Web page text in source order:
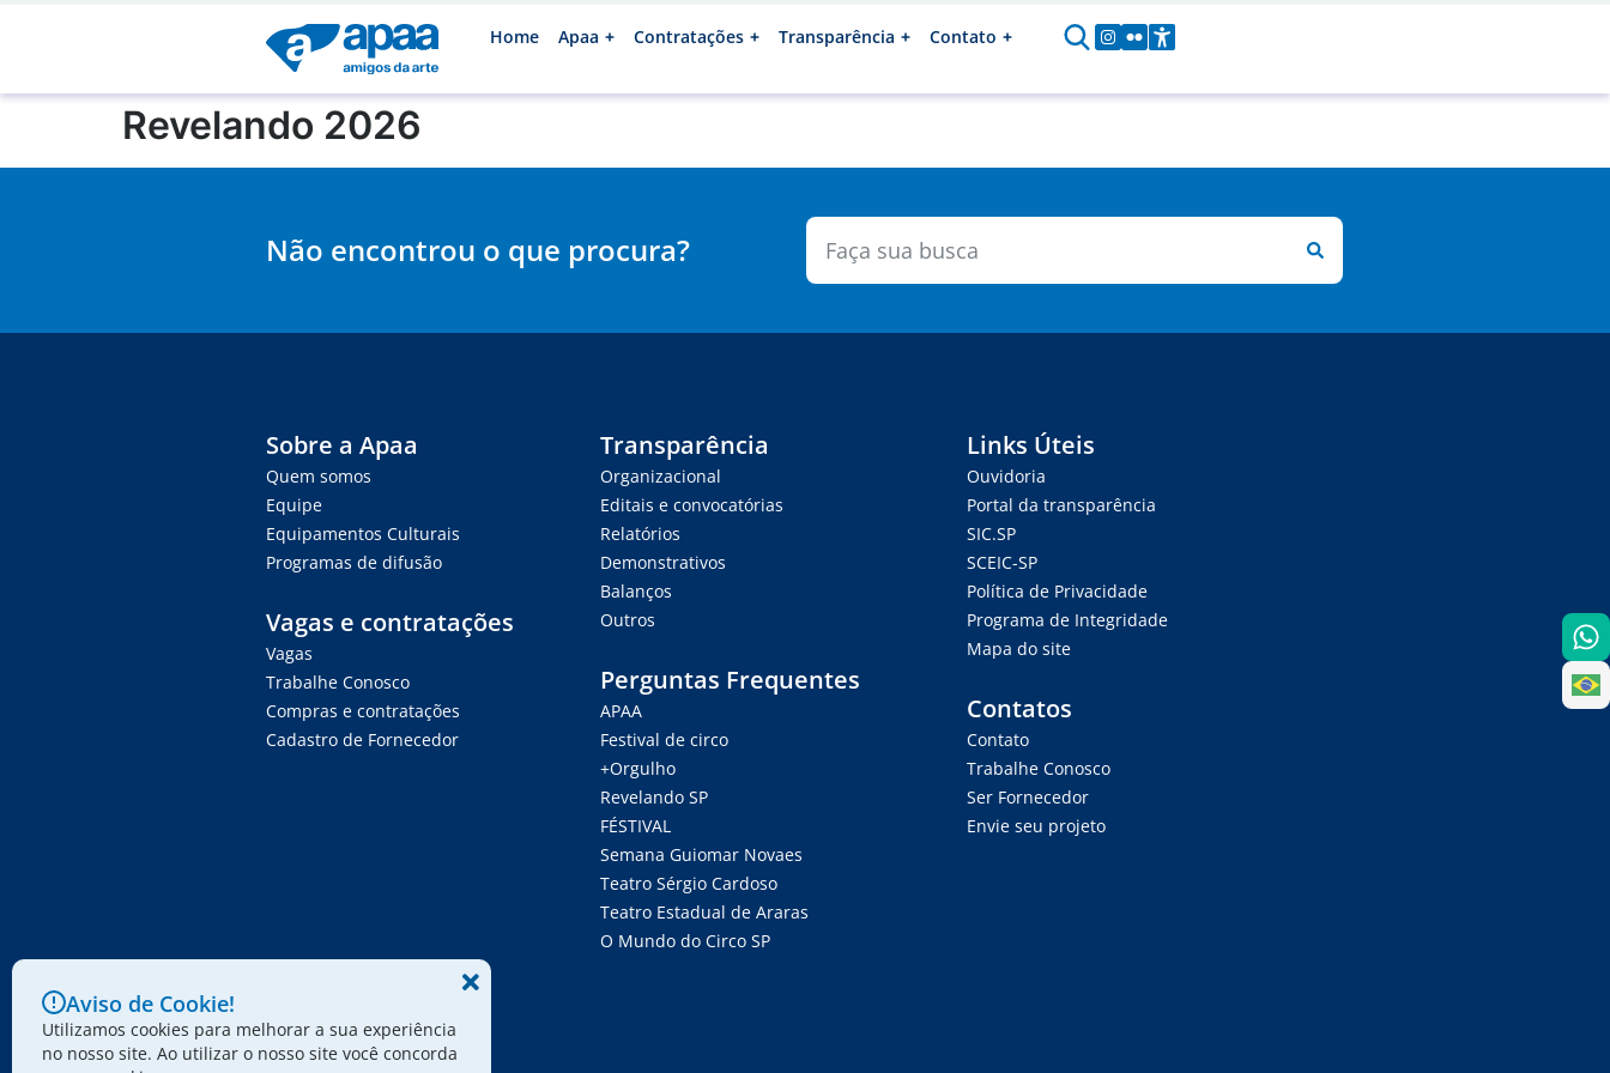
Home Apaa Contratações Transparência Contato
Revelando 2026
Não encontrou o que procura?
Sobre a Apaa
Quem somos
Equipe
Equipamentos Culturais
Programas de difusão
Vagas e contratações
Vagas
Trabalhe Conosco
Compras e contratações
Cadastro de Fornecedor
Transparência
Organizacional
Editais e convocatórias
Relatórios
Demonstrativos
Balanços
Outros
Perguntas Frequentes
APAA
Festival de circo
+Orgulho
Revelando SP
FÉSTIVAL
Semana Guiomar Novaes
Teatro Sérgio Cardoso
Teatro Estadual de Araras
O Mundo do Circo SP
Links Úteis
Ouvidoria
Portal da transparência
SIC.SP
SCEIC-SP
Política de Privacidade
Programa de Integridade
Mapa do site
Contatos
Contato
Trabalhe Conosco
Ser Fornecedor
Envie seu projeto
Aviso de Cookie!
Utilizamos cookies para melhorar a sua experiência
no nosso site. Ao utilizar o nosso site você concorda